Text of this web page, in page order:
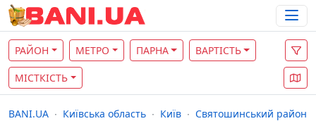
РАЙОН МЕТРО ПАРНА ВАРТІСТЬ
МІСТКІСТЬ
BANI.UA Київська область Київ
Святошинський район